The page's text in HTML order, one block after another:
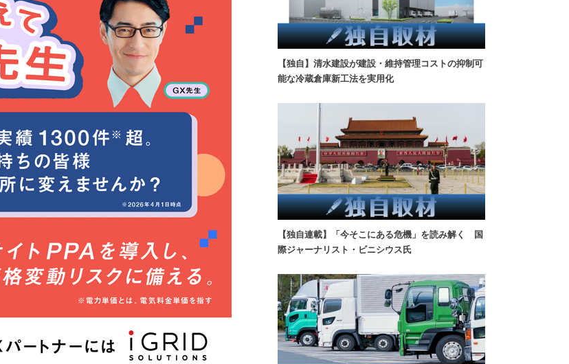
【独自】清水建設が建設・維持管理コストの抑制可
能な冷蔵倉庫新工法を実用化
【独自連載】「今そこにある危機」を読み解く 国
際ジャーナリスト・ビニシウス氏